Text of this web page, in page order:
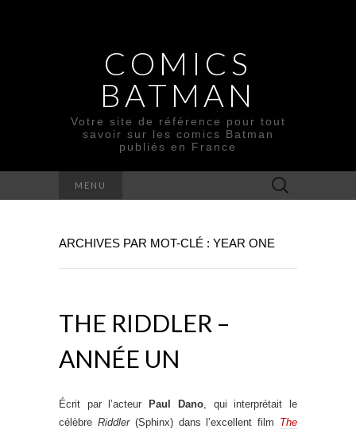
COMICS
BATMAN
Votre site de référence pour tout
savoir sur les comics Batman
publiés en France
MENU Rechercher :
ARCHIVES PAR MOT-CLÉ : YEAR ONE
THE RIDDLER –
ANNÉE UN
Écrit par l’acteur Paul Dano, qui interprétait le
célèbre Riddler(Sphinx) dans l’excellent film The